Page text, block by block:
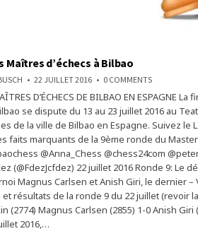
Maîtres d’échecs à Bilbao
22 JUILLET 2016 0 COMMENTSON
FINALE
DES
MAÎTRES
D’ÉCHECS
À
BILBAO
D’ÉCHECS DE BILBAO EN ESPAGNE
se dispute du 13 au 23 juillet 2016 au
de la ville de Bilbao en Espagne. Suivez le
faits marquants de la 9ème ronde du
@Anna_Chess @chess24com
(@FdezJcfdez) 22 juillet 2016 Ronde 9: Le
Magnus Carlsen et Anish Giri, le dernier –
résultats de la ronde 9 du 22 juillet (revoir
(2774) Magnus Carlsen (2855) 1-0 Anish Giri
2016,…